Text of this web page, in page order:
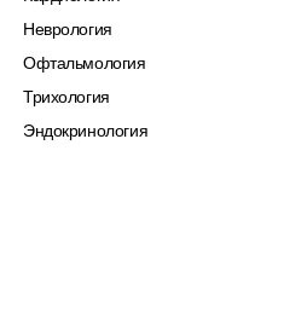
Неврология
Офтальмология
Трихология
Эндокринология